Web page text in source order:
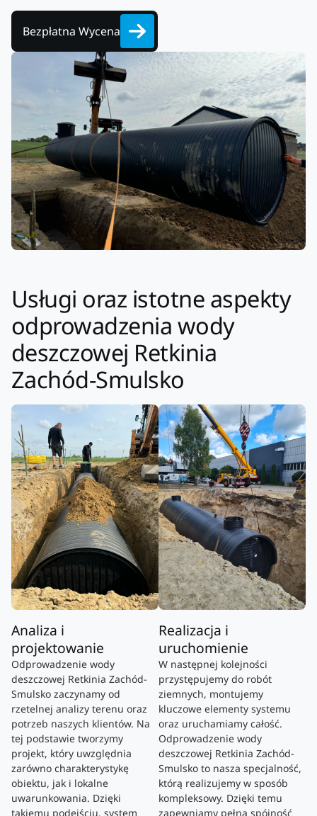
Bezpłatna Wycena
Usługi oraz istotne aspekty
odprowadzenia wody
deszczowej Retkinia
Zachód-Smulsko
Analiza i
projektowanie
Odprowadzenie wody
deszczowej Retkinia Zachód-
Smulsko zaczynamy od
rzetelnej analizy terenu oraz
potrzeb naszych klientów. Na
tej podstawie tworzymy
projekt, który uwzględnia
zarówno charakterystykę
obiektu, jak i lokalne
uwarunkowania. Dzięki
takiemu podejściu, system
Realizacja i
uruchomienie
W następnej kolejności
przystępujemy do robót
ziemnych, montujemy
kluczowe elementy systemu
oraz uruchamiamy całość.
Odprowadzenie wody
deszczowej Retkinia Zachód-
Smulsko to nasza specjalność,
którą realizujemy w sposób
kompleksowy. Dzięki temu
zapewniamy pełną spójność